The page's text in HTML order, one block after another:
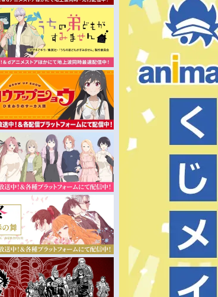
冬アニメ